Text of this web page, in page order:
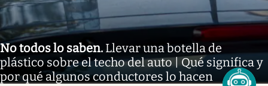
No todos lo saben. Llevar una botella de
plástico sobre el techo del auto | Qué significa y
por qué algunos conductores lo hacen